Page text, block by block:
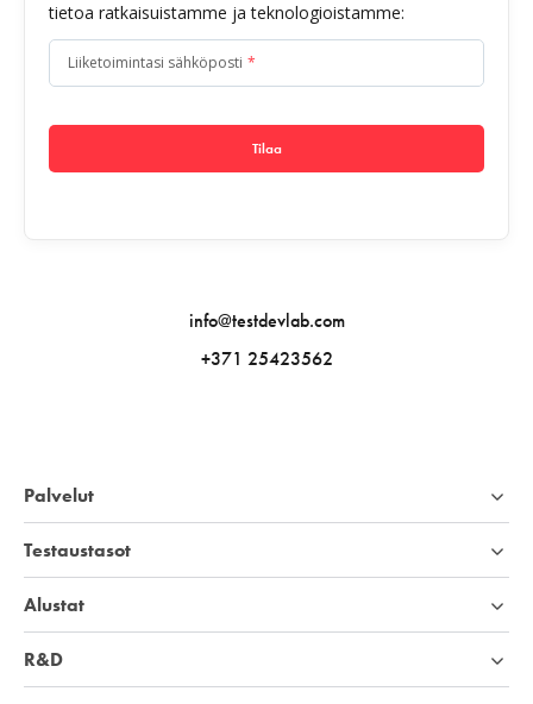
info@testdevlab.com
+371 25423562
tietoa ratkaisuistamme ja teknologioistamme:
Liiketoimintasi sähköposti *
Tilaa
Palvelut
Testaustasot
Alustat
R&D